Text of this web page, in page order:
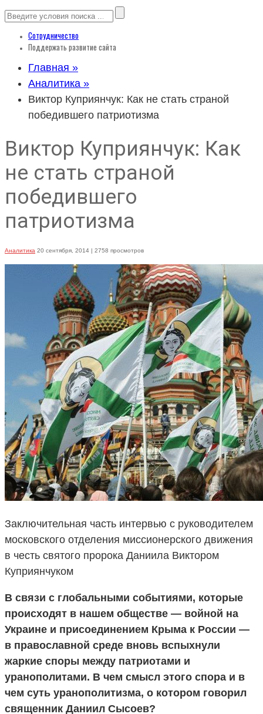
Сотрудничество
Поддержать развитие сайта
Главная »
Аналитика »
Виктор Куприянчук: Как не стать страной
победившего патриотизма
Виктор Куприянчук: Как
не стать страной
победившего
патриотизма
Аналитика 20 сентября, 2014 | 2758 просмотров
Заключительная часть интервью с руководителем
московского отделения миссионерского движения
в честь святого пророка Даниила Виктором
Куприянчуком
В связи с глобальными событиями, которые
происходят в нашем обществе — войной на
Украине и присоединением Крыма к России —
в православной среде вновь вспыхнули
жаркие споры между патриотами и
уранополитами. В чем смысл этого спора и в
чем суть уранополитизма, о котором говорил
священник Даниил Сысоев?